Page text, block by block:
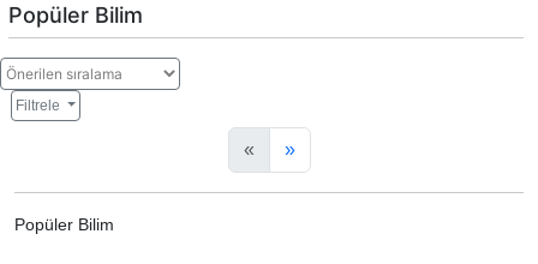
Popüler Bilim
Filtrele
« »
Popüler Bilim